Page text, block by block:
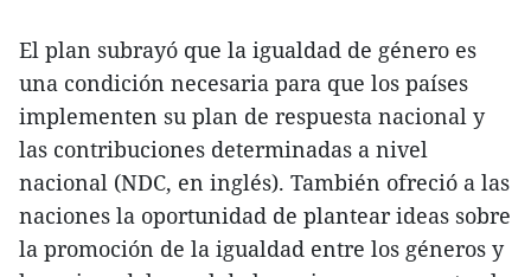
El plan subrayó que la igualdad de género es
una condición necesaria para que los países
implementen su plan de respuesta nacional y
las contribuciones determinadas a nivel
nacional (NDC, en inglés). También ofreció a las
naciones la oportunidad de plantear ideas sobre
la promoción de la igualdad entre los géneros y